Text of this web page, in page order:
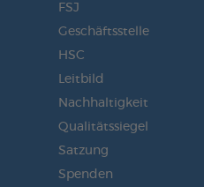
FSJ
Geschäftsstelle
HSC
Leitbild
Nachhaltigkeit
Qualitätssiegel
Satzung
Spenden